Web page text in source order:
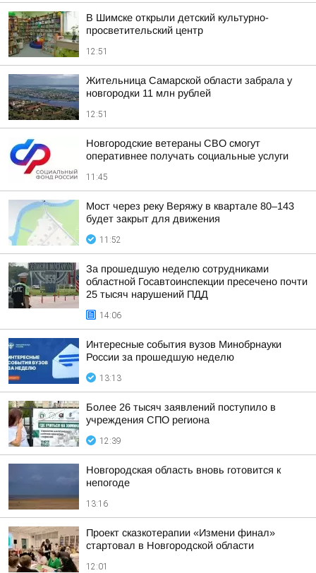
В Шимске открыли детский культурно-
просветительский центр
12:51
Жительница Самарской области забрала у
новгородки 11 млн рублей
12:51
Новгородские ветераны СВО смогут
оперативнее получать социальные услуги
11:45
Мост через реку Веряжу в квартале 80–143
будет закрыт для движения
11:52
За прошедшую неделю сотрудниками
областной Госавтоинспекции пресечено почти
25 тысяч нарушений ПДД
14:06
Интересные события вузов Минобрнауки
России за прошедшую неделю
13:13
Более 26 тысяч заявлений поступило в
учреждения СПО региона
12:39
Новгородская область вновь готовится к
непогоде
13:16
Проект сказкотерапии «Измени финал»
стартовал в Новгородской области
12:01